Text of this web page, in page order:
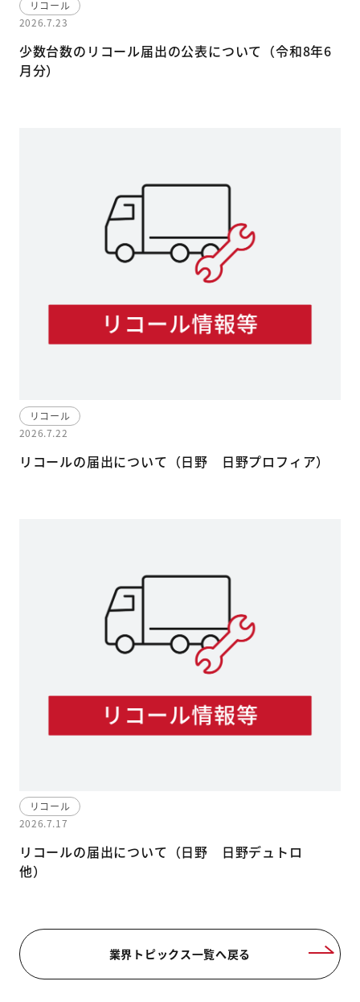
リコール
2026.7.23
少数台数のリコール届出の公表について（令和8年6
月分）
リコール
2026.7.22
リコールの届出について（日野 日野プロフィア）
リコール
2026.7.17
リコールの届出について（日野 日野デュトロ
他）
業界トピックス一覧へ戻る